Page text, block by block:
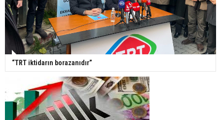
“TRT iktidarın borazanıdır”